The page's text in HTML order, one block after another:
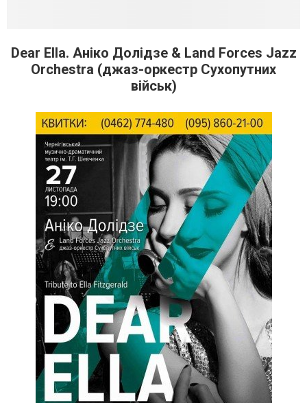
Dear Ella. Аніко Долідзе & Land Forces Jazz
Orchestra (джаз-оркестр Сухопутних
військ)